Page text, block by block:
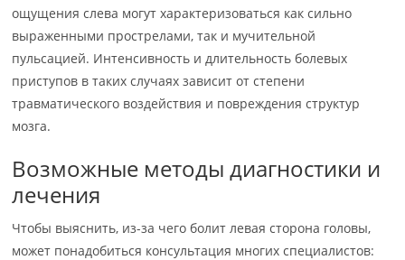
ощущения слева могут характеризоваться как сильно
выраженными прострелами, так и мучительной
пульсацией. Интенсивность и длительность болевых
приступов в таких случаях зависит от степени
травматического воздействия и повреждения структур
мозга.
Возможные методы диагностики и
лечения
Чтобы выяснить, из-за чего болит левая сторона головы,
может понадобиться консультация многих специалистов: